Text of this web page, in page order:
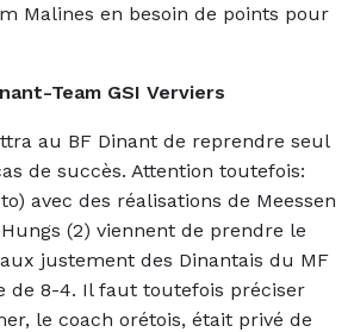
Malines en besoin de points pour
Team GSI Verviers
au BF Dinant de reprendre seul
de succès. Attention toutefois:
avec des réalisations de Meessen
(2) viennent de prendre le
justement des Dinantais du MF
de 8-4. Il faut toutefois préciser
le coach orétois, était privé de